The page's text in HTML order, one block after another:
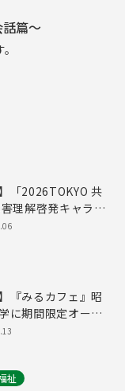
篇～
「2026TOKYO 共
理解啓発キャラバ
ト！（令和8年7月
『みるカフェ』昭
に期間限定オープ
2月6日 東京デイ
祉